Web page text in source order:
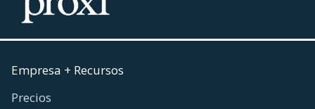
Empresa + Recursos
Precios